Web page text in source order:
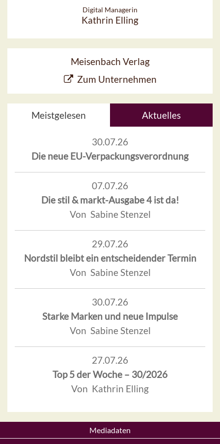
Digital Managerin
Kathrin Elling
Meisenbach Verlag
Zum Unternehmen
Meistgelesen Aktuelles
30.07.26
Die neue EU-Verpackungsverordnung
07.07.26
Die stil & markt-Ausgabe 4 ist da!
Von Sabine Stenzel
29.07.26
Nordstil bleibt ein entscheidender Termin
Von Sabine Stenzel
30.07.26
Starke Marken und neue Impulse
Von Sabine Stenzel
27.07.26
Top 5 der Woche – 30/2026
Von Kathrin Elling
Mediadaten